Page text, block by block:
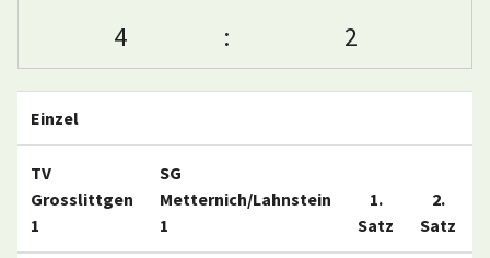
4 : 2
Einzel
TV
Grosslittgen
1
SG
Metternich/Lahnstein
1
1.
Satz
2.
Satz